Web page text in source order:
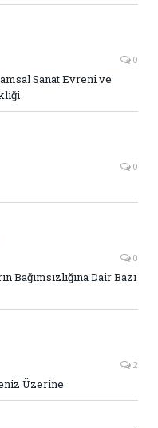
0
Sanat Evreni ve
0
0
Bağımsızlığına Dair Bazı
2
Üzerine